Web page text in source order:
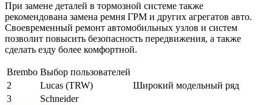
При замене деталей в тормозной системе также
рекомендована замена ремня ГРМ и других агрегатов авто.
Своевременный ремонт автомобильных узлов и систем
позволит повысить безопасность передвижения, а также
сделать езду более комфортной.
Brembo Выбор пользователей
2
Lucas (TRW)
Широкий модельный ряд
3
Schneider